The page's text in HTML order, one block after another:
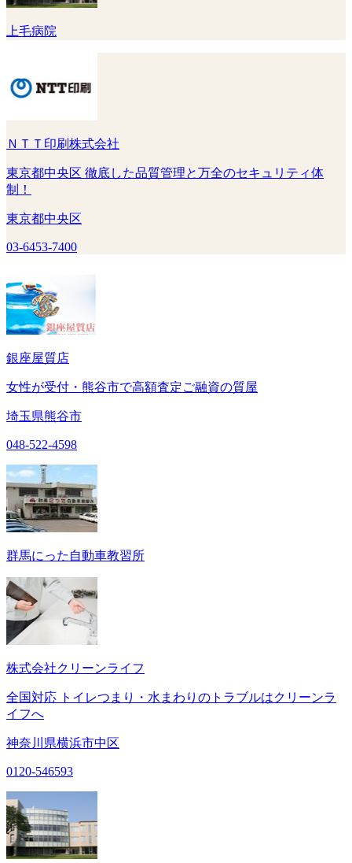
上毛病院
ＮＴＴ印刷株式会社
東京都中央区 徹底した品質管理と万全のセキュリティ体
制！
東京都中央区
03-6453-7400
銀座屋質店
女性が受付・熊谷市で高額査定ご融資の質屋
埼玉県熊谷市
048-522-4598
群馬にった自動車教習所
株式会社クリーンライフ
全国対応 トイレつまり・水まわりのトラブルはクリーンラ
イフへ
神奈川県横浜市中区
0120-546593